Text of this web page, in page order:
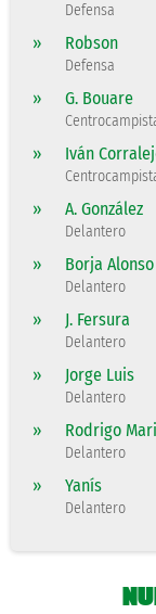
Defensa
» Robson
Defensa
» G. Bouare
» Iván
» A. González
Delantero
» Borja Alonso
Delantero
» J. Fersura
Delantero
» Jorge Luis
Delantero
» Rodrigo
Delantero
» Yanís
Delantero